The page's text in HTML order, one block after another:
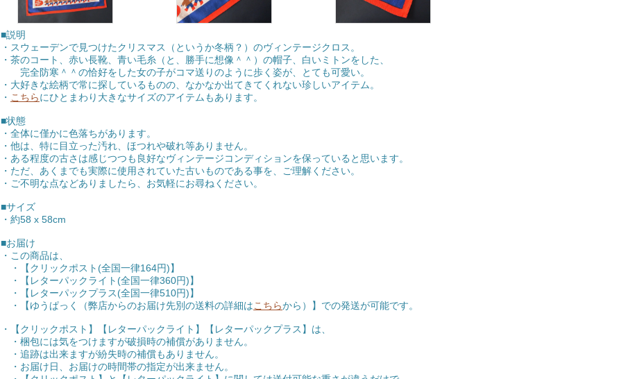
■説明
・スウェーデンで見つけたクリスマス（というか冬柄？）のヴィンテージクロス。
・茶のコート、赤い長靴、青い毛糸（と、勝手に想像＾＾）の帽子、白いミトンをした、
完全防寒＾＾の恰好をした女の子がコマ送りのように歩く姿が、とても可愛い。
・大好きな絵柄で常に探しているものの、なかなか出てきてくれない珍しいアイテム。
・ こちらにひとまわり大きなサイズのアイテムもあります。
■状態
・全体に僅かに色落ちがあります。
・他は、特に目立った汚れ、ほつれや破れ等ありません。
・ある程度の古さは感じつつも良好なヴィンテージコンディションを保っていると思います。
・ただ、あくまでも実際に使用されていた古いものである事を、ご理解ください。
・ご不明な点などありましたら、お気軽にお尋ねください。
■サイズ
・約58 x 58cm
■お届け
・この商品は、
・【クリックポスト(全国一律164円)】
・【レターパックライト(全国一律360円)】
・【レターパックプラス(全国一律510円)】
・【ゆうぱっく（弊店からのお届け先別の送料の詳細はこちらから）】での発送が可能です。
・【クリックポスト】【レターパックライト】【レターパックプラス】は、
・梱包には気をつけますが破損時の補償がありません。
・追跡は出来ますが紛失時の補償もありません。
・お届け日、お届けの時間帯の指定が出来ません。